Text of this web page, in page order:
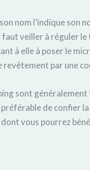
nom l’indique son
veiller à réguler
à elle à poser le
par une
sont
de confier
dont vous pourrez